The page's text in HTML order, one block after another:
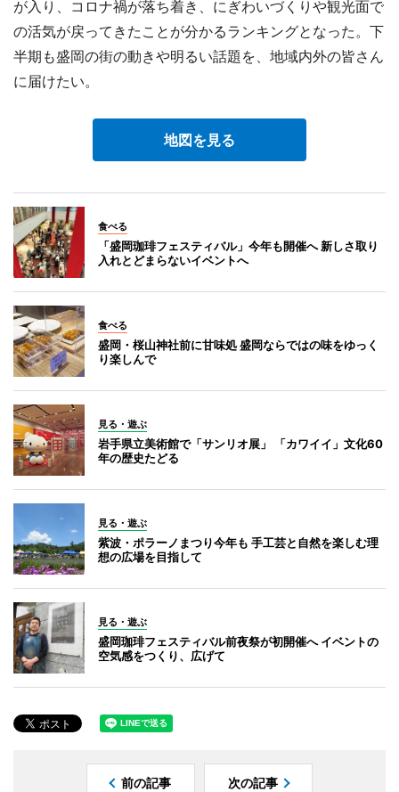
が入り、コロナ禍が落ち着き、にぎわいづくりや観光面で
の活気が戻ってきたことが分かるランキングとなった。下
半期も盛岡の街の動きや明るい話題を、地域内外の皆さん
に届けたい。
地図を見る
食べる
「盛岡珈琲フェスティバル」今年も開催へ 新しさ取り
入れとどまらないイベントへ
食べる
盛岡・桜山神社前に甘味処 盛岡ならではの味をゆっく
り楽しんで
見る・遊ぶ
岩手県立美術館で「サンリオ展」 「カワイイ」文化60
年の歴史たどる
見る・遊ぶ
紫波・ポラーノまつり今年も 手工芸と自然を楽しむ理
想の広場を目指して
見る・遊ぶ
盛岡珈琲フェスティバル前夜祭が初開催へ イベントの
空気感をつくり、広げて
前の記事 次の記事